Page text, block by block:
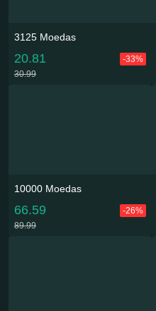
3125 Moedas
20.81
-33%
30.99
10000 Moedas
66.59
-26%
89.99